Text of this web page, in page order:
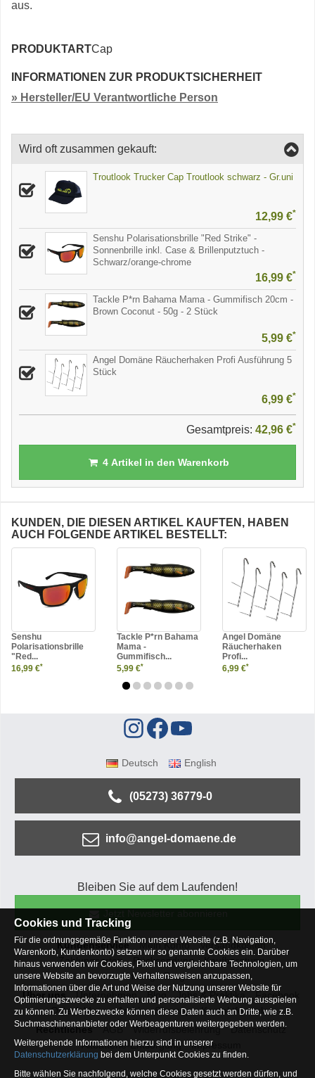
aus.
PRODUKTARTCap
INFORMATIONEN ZUR PRODUKTSICHERHEIT
» Hersteller/EU Verantwortliche Person
Wird oft zusammen gekauft:
Troutlook Trucker Cap Troutlook schwarz - Gr.uni
12,99 €*
Senshu Polarisationsbrille "Red Strike" -
Sonnenbrille inkl. Case & Brillenputztuch -
Schwarz/orange-chrome
16,99 €*
Tackle P*rn Bahama Mama - Gummifisch 20cm -
Brown Coconut - 50g - 2 Stück
5,99 €*
Angel Domäne Räucherhaken Profi Ausführung 5
Stück
6,99 €*
Gesamtpreis: 42,96 €*
4Artikel in den Warenkorb
KUNDEN, DIE DIESEN ARTIKEL KAUFTEN, HABEN
AUCH FOLGENDE ARTIKEL BESTELLT:
Senshu
Polarisationsbrille
"Red...
16,99 €*
Tackle P*rn Bahama
Mama -
Gummifisch...
5,99 €*
Angel Domäne
Räucherhaken
Profi...
6,99 €*
Deutsch English
(05273) 36779-0
info@angel-domaene.de
Bleiben Sie auf dem Laufenden!
Kundenservice Mein Konto
Versandkosten
Zahlungsarten
Rücksendung
Kaufberatung
Häufige Fragen
Über uns
Unternehmen Blog Jobs & Praktika
Facebook
Osterfeldsee
Archiv Sitemap
Kontaktformular
Rechtliches
AGB Widerrufsbelehrung
Datenschutz
Altbatterie-Entsorgung
Impressum
Cookies und Tracking
Für die ordnungsgemäße Funktion unserer Website (z.B. Navigation,
Warenkorb, Kundenkonto) setzen wir so genannte Cookies ein. Darüber
hinaus verwenden wir Cookies, Pixel und vergleichbare Technologien, um
unsere Website an bevorzugte Verhaltensweisen anzupassen,
Informationen über die Art und Weise der Nutzung unserer Website für
Optimierungszwecke zu erhalten und personalisierte Werbung ausspielen
zu können. Zu Werbezwecke können diese Daten auch an Dritte, wie z.B.
Suchmaschinenanbieter oder Werbeagenturen weitergegeben werden.
Weitergehende Informationen hierzu sind in unserer
Datenschutzerklärung bei dem Unterpunkt Cookies zu finden.
Bitte wählen Sie nachfolgend, welche Cookies gesetzt werden dürfen, und